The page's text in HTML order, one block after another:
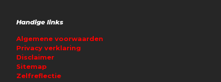
Handige links
Algemene voorwaarden
Privacy verklaring
Disclaimer
Sitemap
Zelfreflectie